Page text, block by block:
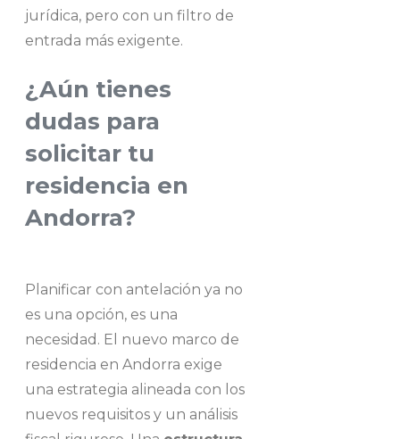
jurídica, pero con un filtro de
entrada más exigente.
¿Aún tienes
dudas para
solicitar tu
residencia en
Andorra?
Planificar con antelación ya no
es una opción, es una
necesidad. El nuevo marco de
residencia en Andorra exige
una estrategia alineada con los
nuevos requisitos y un análisis